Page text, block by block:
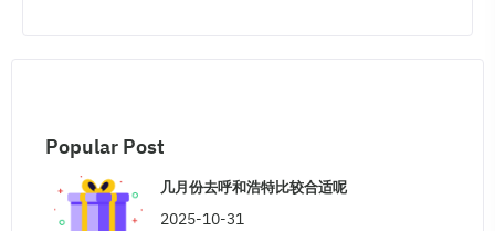
Popular Post
几月份去呼和浩特比较合适呢
2025-10-31